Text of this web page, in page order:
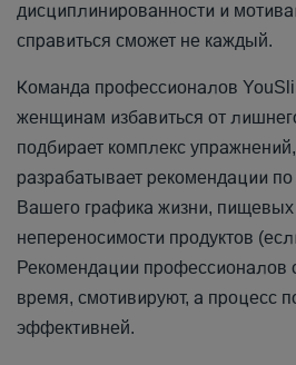
дисциплинированности и
справиться сможет не каждый.
Команда профессионалов
женщинам избавиться от
подбирает комплекс
разрабатывает рекомендации
Вашего графика жизни, пищевых
непереносимости продуктов
Рекомендации профессионалов
время, смотивируют, а процесс
эффективней.